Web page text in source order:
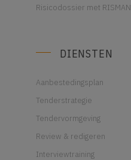
Risicodossier met RISMAN
DIENSTEN
Aanbestedingsplan
Tenderstrategie
Tendervormgeving
Review & redigeren
Interviewtraining